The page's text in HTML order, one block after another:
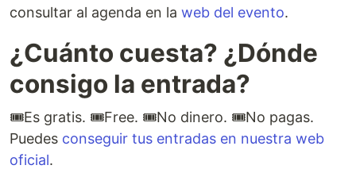
consultar al agenda en la web del evento.
¿Cuánto cuesta? ¿Dónde
consigo la entrada?
🎟️Es gratis. 🎟️Free. 🎟️No dinero. 🎟️No pagas.
Puedes conseguir tus entradas en nuestra web
oficial.